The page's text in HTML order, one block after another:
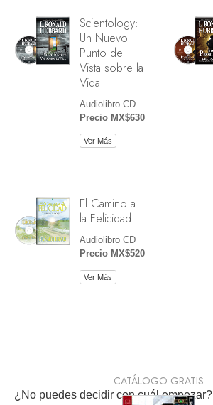
Scientology:
Un Nuevo
Punto de
Vista sobre la
Vida
Audiolibro CD
Precio MX$630
Ver Más
El Camino a
la Felicidad
Audiolibro CD
Precio MX$520
Ver Más
¿No puedes decidir con cuál empezar?
CATÁLOGO GRATIS